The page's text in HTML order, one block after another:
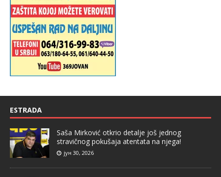
ESTRADA
Saša Mirković otkrio detalje još jednog
stravičnog pokušaja atentata na njega!
јун 30, 2026